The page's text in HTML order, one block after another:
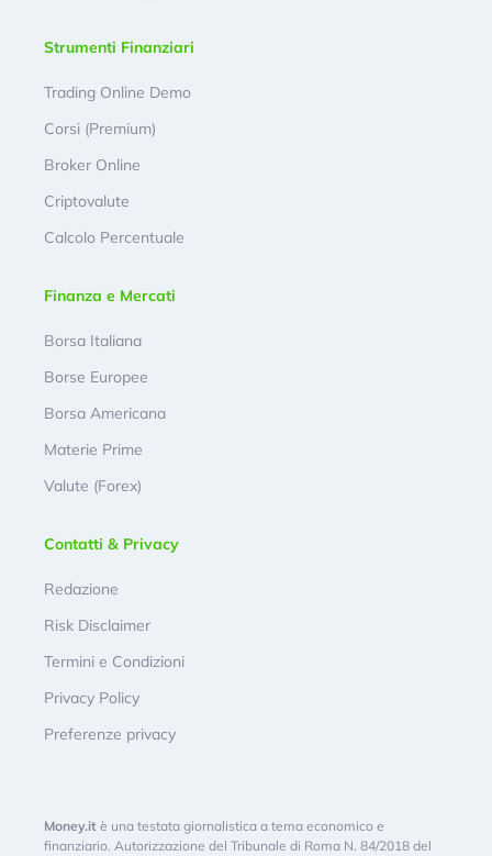
Strumenti Finanziari
Trading Online Demo
Corsi (Premium)
Broker Online
Criptovalute
Calcolo Percentuale
Finanza e Mercati
Borsa Italiana
Borse Europee
Borsa Americana
Materie Prime
Valute (Forex)
Contatti & Privacy
Redazione
Risk Disclaimer
Termini e Condizioni
Privacy Policy
Preferenze privacy
Money.it è una testata giornalistica a tema economico e
finanziario. Autorizzazione del Tribunale di Roma N. 84/2018 del